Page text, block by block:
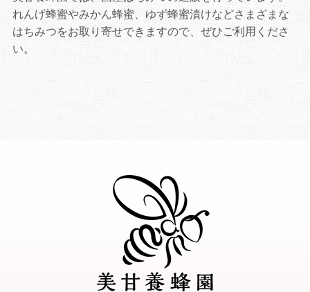
れんげ蜂蜜やみかん蜂蜜、ゆず蜂蜜漬けなどさまざまな
はちみつをお取り寄せできますので、ぜひご利用くださ
い。